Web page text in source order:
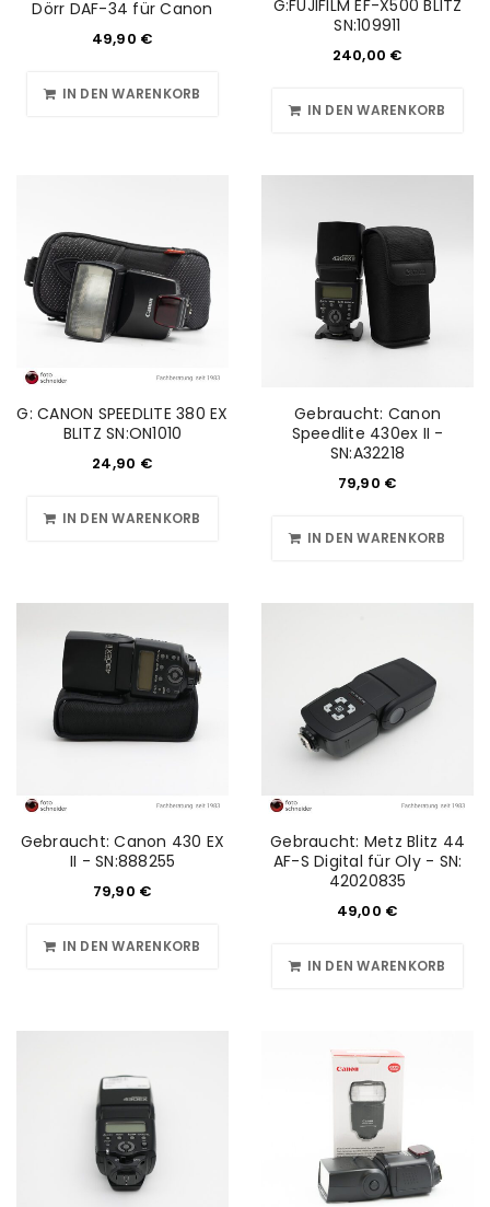
ANMELDEN
Dörr DAF-34 für Canon
49,90 €
IN DEN WARENKORB
G:FUJIFILM EF-X500 BLITZ
SN:109911
240,00 €
IN DEN WARENKORB
G: CANON SPEEDLITE 380 EX
BLITZ SN:ON1010
24,90 €
IN DEN WARENKORB
Gebraucht: Canon
Speedlite 430ex II -
SN:A32218
79,90 €
IN DEN WARENKORB
Gebraucht: Canon 430 EX
II - SN:888255
79,90 €
IN DEN WARENKORB
Gebraucht: Metz Blitz 44
AF-S Digital für Oly - SN:
42020835
49,00 €
IN DEN WARENKORB